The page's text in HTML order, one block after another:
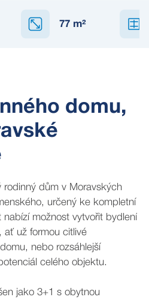
77 m²
domu,
rodinný dům v Moravských
určený ke kompletní
možnost vytvořit bydlení
ať už formou citlivé
nebo rozsáhlejší
celého objektu.
jako 3+1 s obytnou